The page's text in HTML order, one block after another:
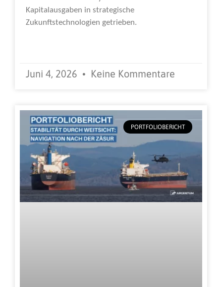
Kapitalausgaben in strategische
Zukunftstechnologien getrieben.
Juni 4, 2026 Keine Kommentare
PORTFOLIOBERICHT